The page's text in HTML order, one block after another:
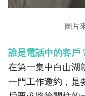
圖片
誰是電話中的客戶
在第一集中白山湖
一門工作邀約，是